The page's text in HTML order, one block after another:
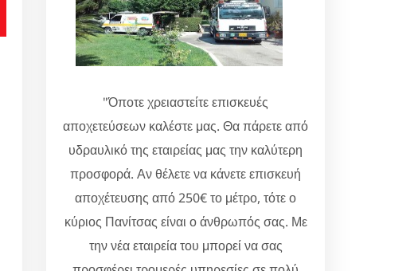
"Όποτε χρειαστείτε επισκευές
αποχετεύσεων καλέστε μας. Θα πάρετε από
υδραυλικό της εταιρείας μας την καλύτερη
προσφορά. Αν θέλετε να κάνετε επισκευή
αποχέτευσης από 250€ το μέτρο, τότε ο
κύριος Πανίτσας είναι ο άνθρωπός σας. Με
την νέα εταιρεία του μπορεί να σας